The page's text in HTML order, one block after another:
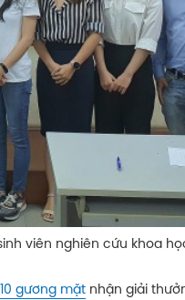
nghiên cứu khoa học
10 gương mặt nhận giải